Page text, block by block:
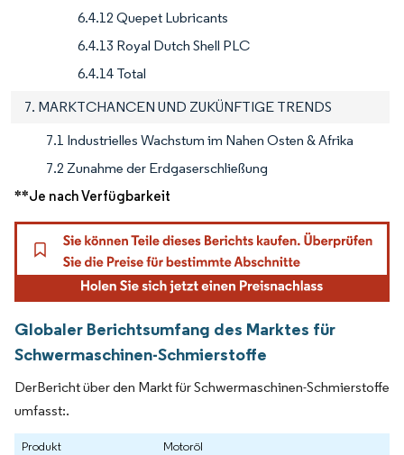
6.4.12 Quepet Lubricants
6.4.13 Royal Dutch Shell PLC
6.4.14 Total
7. MARKTCHANCEN UND ZUKÜNFTIGE TRENDS
7.1 Industrielles Wachstum im Nahen Osten & Afrika
7.2 Zunahme der Erdgaserschließung
**Je nach Verfügbarkeit
Globaler Berichtsumfang des Marktes für
Schwermaschinen-Schmierstoffe
DerBericht über den Markt für Schwermaschinen-Schmierstoffe
umfasst:.
Produkt
Motoröl